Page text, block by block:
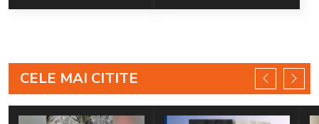
CELE MAI CITITE